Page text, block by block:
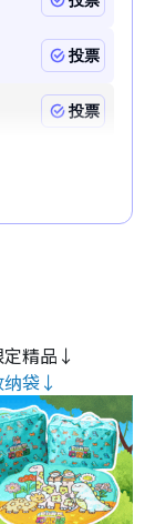
精品↓
纳袋↓